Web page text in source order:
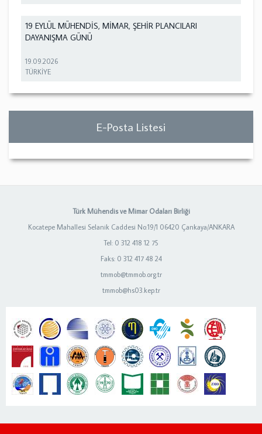
19 EYLÜL MÜHENDİS, MİMAR, ŞEHİR PLANCILARI
DAYANIŞMA GÜNÜ
19.09.2026
TÜRKİYE
E-Posta Listesi
Türk Mühendis ve Mimar Odaları Birliği
Kocatepe Mahallesi Selanik Caddesi No:19/1 06420 Çankaya/ANKARA
Tel: 0 312 418 12 75
Faks: 0 312 417 48 24
tmmob@tmmob.org.tr
tmmob@hs03.kep.tr